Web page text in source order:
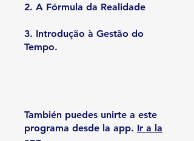
2. A Fórmula da Realidade
3. Introdução à Gestão do
Tempo.
También puedes unirte a este
programa desde la app. Ir a la